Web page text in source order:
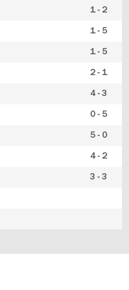
1 - 2
1 - 5
1 - 5
2 - 1
4 - 3
0 - 5
5 - 0
4 - 2
3 - 3